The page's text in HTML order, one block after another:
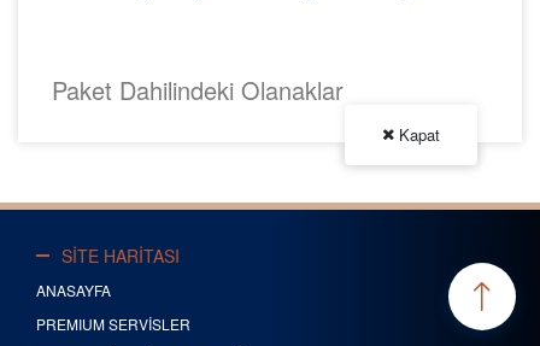
Paket Dahilindeki Olanaklar
Kapat
SİTE HARİTASI
ANASAYFA
PREMIUM SERVİSLER